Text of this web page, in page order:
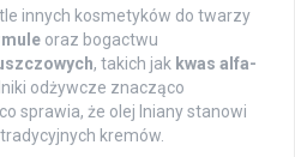
innych kosmetyków do twarzy
oraz bogactwu
, takich jak kwas alfa-
odżywcze znacząco
sprawia, że olej lniany stanowi
kremów.